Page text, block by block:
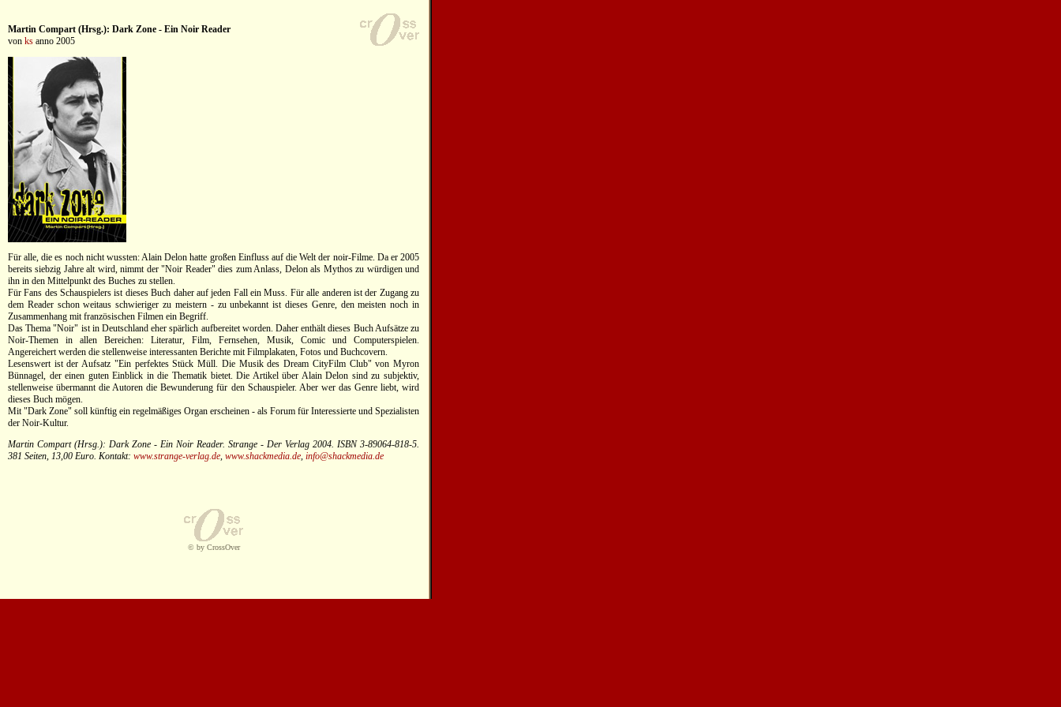
Martin Compart (Hrsg.): Dark Zone - Ein Noir Reader
von ks anno 2005
Für alle, die es noch nicht wussten: Alain Delon hatte großen Einfluss auf die Welt der noir-Filme. Da er 2005
bereits siebzig Jahre alt wird, nimmt der "Noir Reader" dies zum Anlass, Delon als Mythos zu würdigen und
ihn in den Mittelpunkt des Buches zu stellen.
Für Fans des Schauspielers ist dieses Buch daher auf jeden Fall ein Muss. Für alle anderen ist der Zugang zu
dem Reader schon weitaus schwieriger zu meistern - zu unbekannt ist dieses Genre, den meisten noch in
Zusammenhang mit französischen Filmen ein Begriff.
Das Thema "Noir" ist in Deutschland eher spärlich aufbereitet worden. Daher enthält dieses Buch Aufsätze zu
Noir-Themen in allen Bereichen: Literatur, Film, Fernsehen, Musik, Comic und Computerspielen.
Angereichert werden die stellenweise interessanten Berichte mit Filmplakaten, Fotos und Buchcovern.
Lesenswert ist der Aufsatz "Ein perfektes Stück Müll. Die Musik des Dream CityFilm Club" von Myron
Bünnagel, der einen guten Einblick in die Thematik bietet. Die Artikel über Alain Delon sind zu subjektiv,
stellenweise übermannt die Autoren die Bewunderung für den Schauspieler. Aber wer das Genre liebt, wird
dieses Buch mögen.
Mit "Dark Zone" soll künftig ein regelmäßiges Organ erscheinen - als Forum für Interessierte und Spezialisten
der Noir-Kultur.
Martin Compart (Hrsg.): Dark Zone - Ein Noir Reader. Strange - Der Verlag 2004. ISBN 3-89064-818-5.
381 Seiten, 13,00 Euro. Kontakt: www.strange-verlag.de, www.shackmedia.de, info@shackmedia.de
© by CrossOver